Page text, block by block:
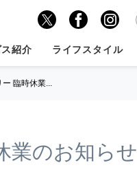
紹介 ライフスタイル
臨時休業...
業のお知らせ